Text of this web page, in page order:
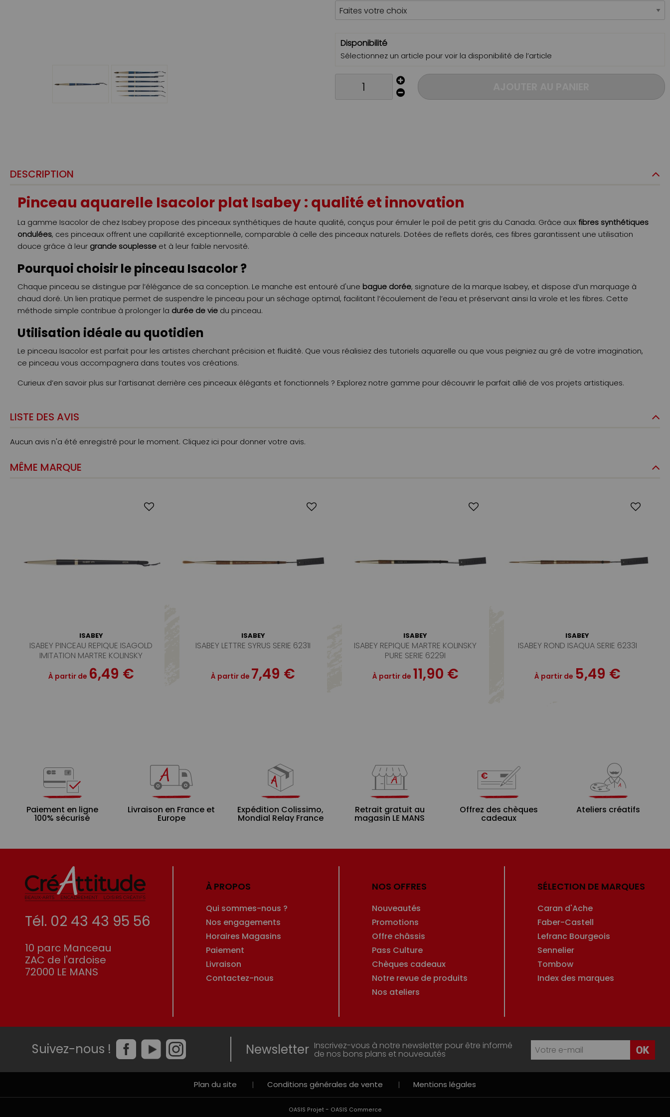
Disponibilité
Sélectionnez un article pour voir la disponibilité de l’article
DESCRIPTION
Pinceau aquarelle Isacolor plat Isabey : qualité et innovation
La gamme Isacolor de chez Isabey propose des pinceaux synthétiques de haute qualité, conçus pour émuler le poil de petit gris du Canada. Grâce auxfibres synthétiques
ondulées, ces pinceaux offrent une capillarité exceptionnelle, comparable à celle des pinceaux naturels. Dotées de reflets dorés, ces fibres garantissent une utilisation
douce grâce à leur grande souplesse et à leur faible nervosité.
Pourquoi choisir le pinceau Isacolor ?
Chaque pinceau se distingue par l’élégance de sa conception. Le manche est entouré d'une bague dorée, signature de la marque Isabey, et dispose d’un marquage à
chaud doré. Un lien pratique permet de suspendre le pinceau pour un séchage optimal, facilitant l’écoulement de l’eau et préservant ainsi la virole et les fibres. Cette
méthode simple contribue à prolonger la durée de vie du pinceau.
Utilisation idéale au quotidien
Le pinceau Isacolor est parfait pour les artistes cherchant précision et fluidité. Que vous réalisiez des tutoriels aquarelle ou que vous peigniez au gré de votre imagination,
ce pinceau vous accompagnera dans toutes vos créations.
Curieux d’en savoir plus sur l’artisanat derrière ces pinceaux élégants et fonctionnels ? Explorez notre gamme pour découvrir le parfait allié de vos projets artistiques.
LISTE DES AVIS
Aucun avis n'a été enregistré pour le moment. Cliquez ici pour donner votre avis.
MÊME MARQUE
ISABEY
ISABEY PINCEAU REPIQUE ISAGOLD
IMITATION MARTRE KOLINSKY
À partir de 6,49 €
ISABEY
ISABEY LETTRE SYRUS SERIE 6231I
À partir de 7,49 €
ISABEY
ISABEY REPIQUE MARTRE KOLINSKY
PURE SERIE 6229I
À partir de 11,90 €
ISABEY
ISABEY ROND ISAQUA SERIE 6233I
À partir de 5,49 €
Paiement en ligne
100% sécurisé
Livraison en France et
Europe
Expédition Colissimo,
Mondial Relay France
Retrait gratuit au
magasin LE MANS
Offrez des chèques
cadeaux
Ateliers créatifs
Tél. 02 43 43 95 56
10 parc Manceau
ZAC de l'ardoise
72000 LE MANS
À PROPOS
Qui sommes-nous ?
Nos engagements
Horaires Magasins
Paiement
Livraison
Contactez-nous
NOS OFFRES
Nouveautés
Promotions
Offre châssis
Pass Culture
Chèques cadeaux
Notre revue de produits
Nos ateliers
SÉLECTION DE MARQUES
Caran d'Ache
Faber-Castell
Lefranc Bourgeois
Sennelier
Tombow
Index des marques
Suivez-nous ! Newsletter Inscrivez-vous à notre newsletter pour être informé
de nos bons plans et nouveautés
Plan du site | Conditions générales de vente | Mentions légales
OASIS Projet- OASIS Commerce